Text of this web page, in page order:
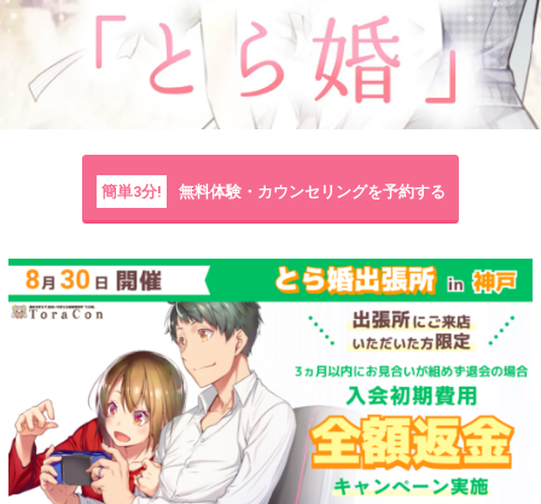
簡単3分! 無料体験・カウンセリングを予約する